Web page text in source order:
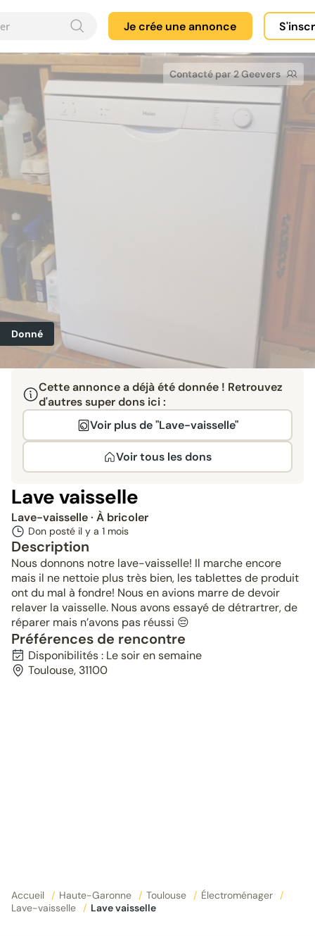
Je crée une annonce
Contacté par 2 Geevers
Donné
Cette annonce a déjà été donnée ! Retrouvez
d'autres super dons ici :
Voir plus de "Lave-vaisselle"
Voir tous les dons
Lave vaisselle
Lave-vaisselle· À bricoler
Don posté il y a 1 mois
Description
Nous donnons notre lave-vaisselle! Il marche encore
mais il ne nettoie plus très bien, les tablettes de produit
ont du mal à fondre! Nous en avions marre de devoir
relaver la vaisselle. Nous avons essayé de détrartrer, de
réparer mais n’avons pas réussi 😔
Préférences de rencontre
Disponibilités : Le soir en semaine
Toulouse, 31100
Accueil / Haute-Garonne / Toulouse / Électroménager
/
Lave-vaisselle
/ Lave vaisselle